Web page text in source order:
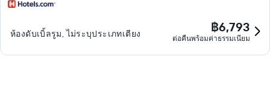
ห้องดับเบิ้ลรูม, ไม่ระบุประเภทเตียง ฿6,793
ต่อคืนพร้อมค่าธรรมเนียม